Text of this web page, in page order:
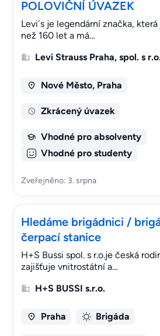
POLOVIČNÍ ÚVAZEK
Levi´s je legendární značka,
než 160 let a má…
Levi Strauss Praha, spol. s
Nové Město, Praha
Zkrácený úvazek
Vhodné pro absolventy
Vhodné pro studenty
Zveřejněno: 3. srpna
Hledáme brigádnici /
čerpací stanice
H+S Bussi spol. s r.o.je česká
zajišťuje vnitrostátní a…
H+S BUSSI s.r.o.
Praha Brigáda